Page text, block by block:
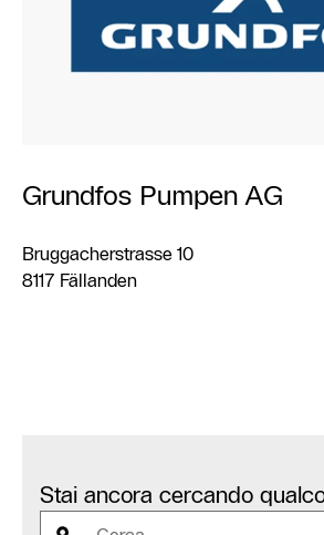
Grundfos Pumpen AG
Bruggacherstrasse 10
8117 Fällanden
Stai ancora cercando